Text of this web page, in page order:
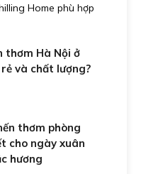
Home phù hợp
thơm Hà Nội ở
và chất lượng?
thơm phòng
cho ngày xuân
hương